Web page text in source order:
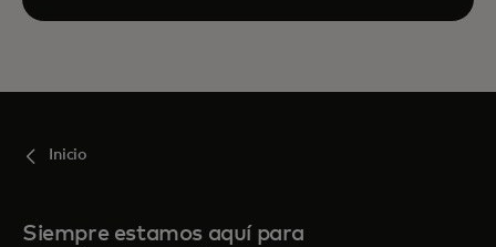
Inicio
Siempre estamos aquí para